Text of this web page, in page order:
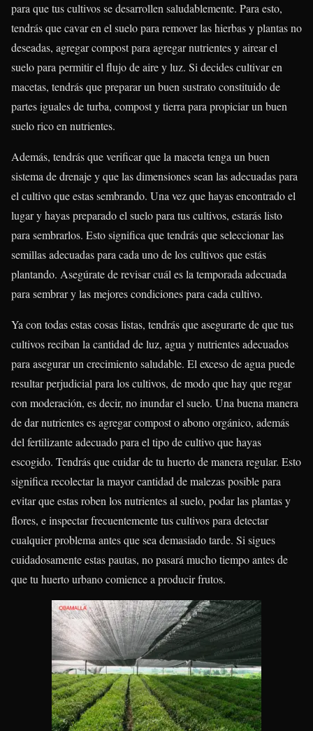
para que tus cultivos se desarrollen saludablemente. Para esto,
tendrás que cavar en el suelo para remover las hierbas y plantas no
deseadas, agregar compost para agregar nutrientes y airear el
suelo para permitir el flujo de aire y luz. Si decides cultivar en
macetas, tendrás que preparar un buen sustrato constituido de
partes iguales de turba, compost y tierra para propiciar un buen
suelo rico en nutrientes.
Además, tendrás que verificar que la maceta tenga un buen
sistema de drenaje y que las dimensiones sean las adecuadas para
el cultivo que estas sembrando. Una vez que hayas encontrado el
lugar y hayas preparado el suelo para tus cultivos, estarás listo
para sembrarlos. Esto significa que tendrás que seleccionar las
semillas adecuadas para cada uno de los cultivos que estás
plantando. Asegúrate de revisar cuál es la temporada adecuada
para sembrar y las mejores condiciones para cada cultivo.
Ya con todas estas cosas listas, tendrás que asegurarte de que tus
cultivos reciban la cantidad de luz, agua y nutrientes adecuados
para asegurar un crecimiento saludable. El exceso de agua puede
resultar perjudicial para los cultivos, de modo que hay que regar
con moderación, es decir, no inundar el suelo. Una buena manera
de dar nutrientes es agregar compost o abono orgánico, además
del fertilizante adecuado para el tipo de cultivo que hayas
escogido. Tendrás que cuidar de tu huerto de manera regular. Esto
significa recolectar la mayor cantidad de malezas posible para
evitar que estas roben los nutrientes al suelo, podar las plantas y
flores, e inspectar frecuentemente tus cultivos para detectar
cualquier problema antes que sea demasiado tarde. Si sigues
cuidadosamente estas pautas, no pasará mucho tiempo antes de
que tu huerto urbano comience a producir frutos.